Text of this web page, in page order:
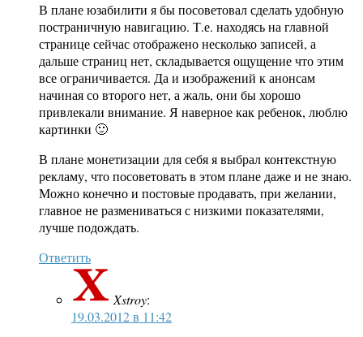
В плане юзабилити я бы посоветовал сделать удобную
постраничную навигацию. Т.е. находясь на главной
странице сейчас отображено несколько записей, а
дальше страниц нет, складывается ощущение что этим
все ограничивается. Да и изображений к анонсам
начиная со второго нет, а жаль, они бы хорошо
привлекали внимание. Я наверное как ребенок, люблю
картинки 🙂
В плане монетизации для себя я выбрал контекстную
рекламу, что посоветовать в этом плане даже и не знаю.
Можно конечно и постовые продавать, при желании,
главное не размениваться с низкими показателями,
лучше подождать.
Ответить
Xstroy:
19.03.2012 в 11:42